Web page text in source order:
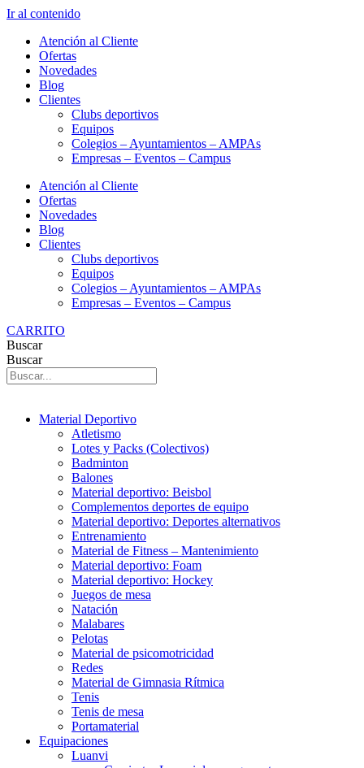
Ir al contenido
Atención al Cliente
Ofertas
Novedades
Blog
Clientes
Clubs deportivos
Equipos
Colegios – Ayuntamientos – AMPAs
Empresas – Eventos – Campus
Atención al Cliente
Ofertas
Novedades
Blog
Clientes
Clubs deportivos
Equipos
Colegios – Ayuntamientos – AMPAs
Empresas – Eventos – Campus
CARRITO
Buscar
Buscar
Material Deportivo
Atletismo
Lotes y Packs (Colectivos)
Badminton
Balones
Material deportivo: Beisbol
Complementos deportes de equipo
Material deportivo: Deportes alternativos
Entrenamiento
Material de Fitness – Mantenimiento
Material deportivo: Foam
Material deportivo: Hockey
Juegos de mesa
Natación
Malabares
Pelotas
Material de psicomotricidad
Redes
Material de Gimnasia Rítmica
Tenis
Tenis de mesa
Portamaterial
Equipaciones
Luanvi